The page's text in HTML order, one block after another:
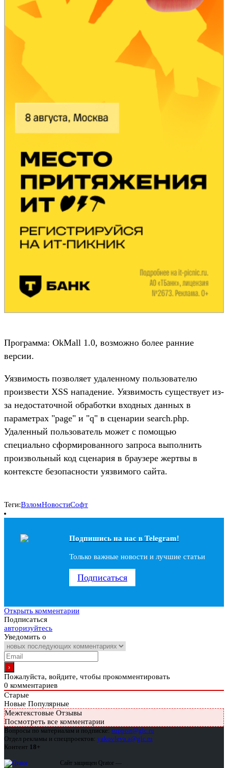
Программа: OkMall 1.0, возможно более ранние
версии.
Уязвимость позволяет удаленному пользователю
произвести XSS нападение. Уязвимость существует из-
за недостаточной обработки входных данных в
параметрах "page" и "q" в сценарии search.php.
Удаленный пользователь может с помощью
специально сформированного запроса выполнить
произвольный код сценария в браузере жертвы в
контексте безопасности уязвимого сайта.
Теги:ВзломНовостиСофт
Подпишись на наc в Telegram!
Только важные новости и лучшие статьи
Подписаться
Открыть комментарии
Подписаться
авторизуйтесь
Уведомить о
Пожалуйста, войдите, чтобы прокомментировать
0 комментариев
Старые
Новые Популярные
Межтекстовые Отзывы
Посмотреть все комментарии
Вопросы по материалам и подписке: support@glc.ru
Отдел рекламы и спецпроектов: yakovleva.a@glc.ru
Контент 18+
Сайт защищен Qrator —